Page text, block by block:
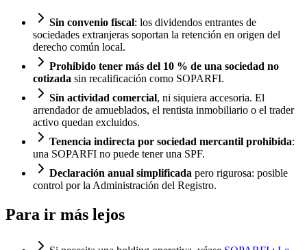
Sin convenio fiscal: los dividendos entrantes de
sociedades extranjeras soportan la retención en origen del
derecho común local.
Prohibido tener más del 10 % de una sociedad no
cotizada sin recalificación como SOPARFI.
Sin actividad comercial, ni siquiera accesoria. El
arrendador de amueblados, el rentista inmobiliario o el trader
activo quedan excluidos.
Tenencia indirecta por sociedad mercantil prohibida:
una SOPARFI no puede tener una SPF.
Declaración anual simplificada pero rigurosa: posible
control por la Administración del Registro.
Para ir más lejos